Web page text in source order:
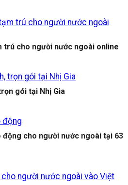
trú cho người nước ngoài online
gói tại Nhị Gia
động cho người nước ngoài tại 63